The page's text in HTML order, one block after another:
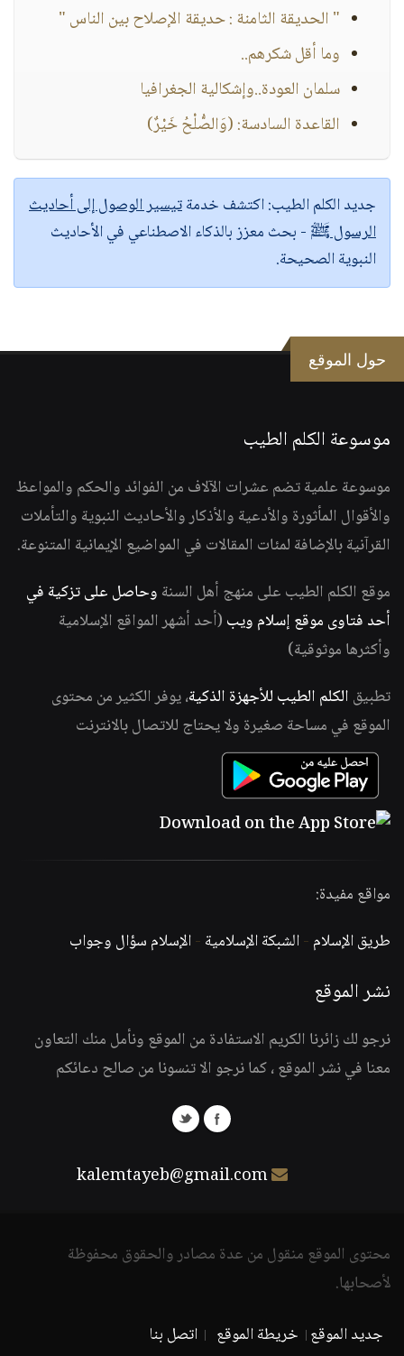
" الحديقة الثامنة : حديقة الإصلاح بين الناس "
وما أقل شكرهم..
سلمان العودة..وإشكالية الجغرافيا
القاعدة السادسة: (وَالصُّلْحُ خَيْرٌ)
جديد الكلم الطيب:اكتشف خدمةتيسير الوصول إلى أحاديث
الرسول ﷺ - بحث معزز بالذكاء الاصطناعي في الأحاديث
النبوية الصحيحة.
حول الموقع
موسوعة الكلم الطيب
موسوعة علمية تضم عشرات الآلاف من الفوائد والحكم والمواعظ
والأقوال المأثورة والأدعية والأذكار والأحاديث النبوية والتأملات
القرآنية بالإضافة لمئات المقالات في المواضيع الإيمانية المتنوعة.
موقع الكلم الطيب على منهج أهل السنة وحاصل على تزكية في
أحد فتاوى موقع إسلام ويب (أحد أشهر المواقع الإسلامية
وأكثرها موثوقية)
تطبيق الكلم الطيب للأجهزة الذكية، يوفر الكثير من محتوى
الموقع في مساحة صغيرة ولا يحتاج للاتصال بالانترنت
مواقع مفيدة:
طريق الإسلام -الشبكة الإسلامية -الإسلام سؤال وجواب
نشر الموقع
نرجو لك زائرنا الكريم الاستفادة من الموقع ونأمل منك التعاون
معنا في نشر الموقع ، كما نرجو الا تنسونا من صالح دعائكم
kalemtayeb@gmail.com
محتوى الموقع منقول من عدة مصادر والحقوق محفوظة
لأصحابها.
جديد الموقع خريطة الموقع اتصل بنا